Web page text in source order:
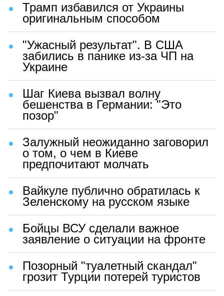
Трамп избавился от Украины
оригинальным способом
"Ужасный результат". В США
забились в панике из-за ЧП на
Украине
Шаг Киева вызвал волну
бешенства в Германии: "Это
позор"
Залужный неожиданно заговорил
о том, о чем в Киеве
предпочитают молчать
Вайкуле публично обратилась к
Зеленскому на русском языке
Бойцы ВСУ сделали важное
заявление о ситуации на фронте
Позорный "туалетный скандал"
грозит Турции потерей туристов